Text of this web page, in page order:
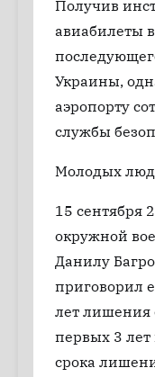
Получив
авиабилеты
Украины,
аэропорту
службы
Молодых
15 сентября
окружной
Данилу
приговорил
лет лишения
первых 3 лет
срока